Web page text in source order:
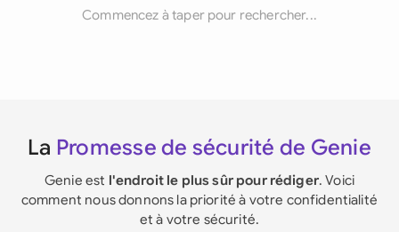
Commencez à taper pour rechercher...
La Promesse de sécurité de Genie
Genie est l'endroit le plus sûr pour rédiger. Voici
comment nous donnons la priorité à votre confidentialité
et à votre sécurité.